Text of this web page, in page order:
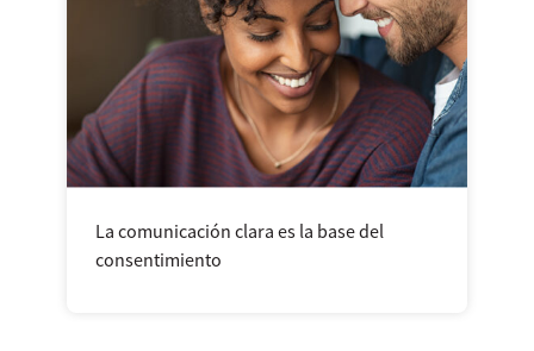
La comunicación clara es la base del
consentimiento